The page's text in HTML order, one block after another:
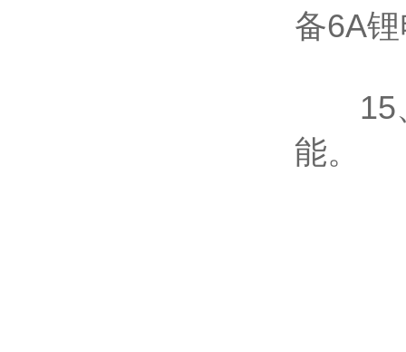
备6A
15、
能。